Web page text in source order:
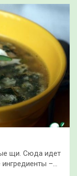
щи. Сюда идет
–…